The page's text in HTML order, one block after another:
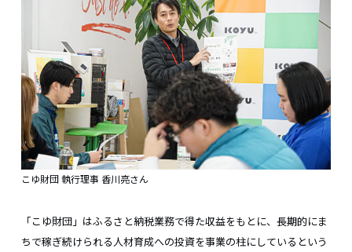
こゆ財団 執行理事 香川亮さん
「こゆ財団」はふるさと納税業務で得た収益をもとに、長期的にま
ちで稼ぎ続けられる人材育成への投資を事業の柱にしているという